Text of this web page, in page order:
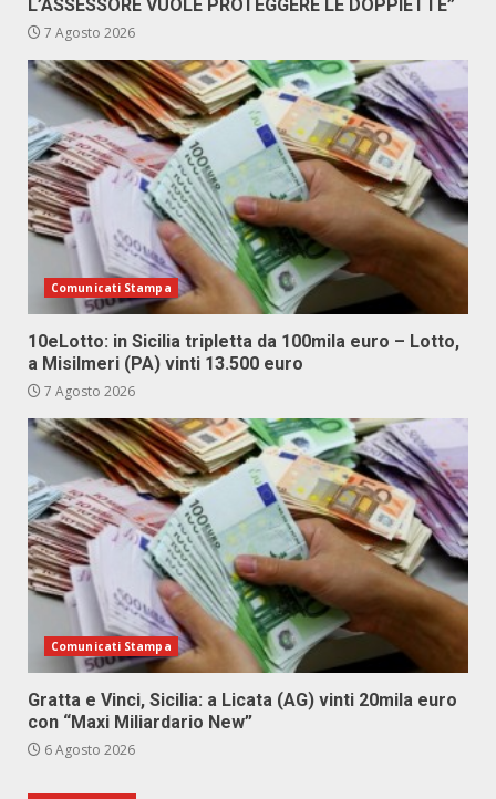
L’ASSESSORE VUOLE PROTEGGERE LE DOPPIETTE”
7 Agosto 2026
Comunicati Stampa
10eLotto: in Sicilia tripletta da 100mila euro – Lotto,
a Misilmeri (PA) vinti 13.500 euro
7 Agosto 2026
Comunicati Stampa
Gratta e Vinci, Sicilia: a Licata (AG) vinti 20mila euro
con “Maxi Miliardario New”
6 Agosto 2026